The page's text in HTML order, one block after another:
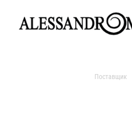
Поставщик